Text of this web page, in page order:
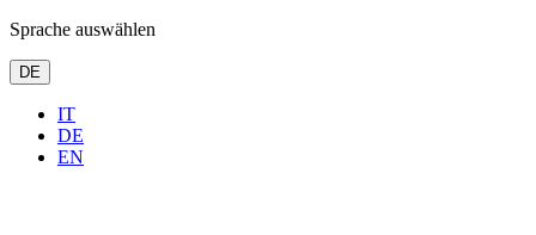
Sprache auswählen
DE
IT
DE
EN